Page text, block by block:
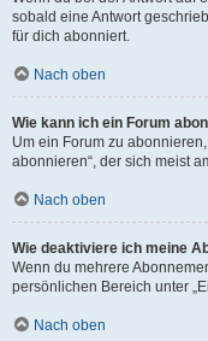
sobald eine Antwort
für dich abonniert.
Nach oben
Wie kann ich ein Forum
Um ein Forum zu
abonnieren“, der sich meist
Nach oben
Wie deaktiviere ich meine
Wenn du mehrere
persönlichen Bereich unter
Nach oben